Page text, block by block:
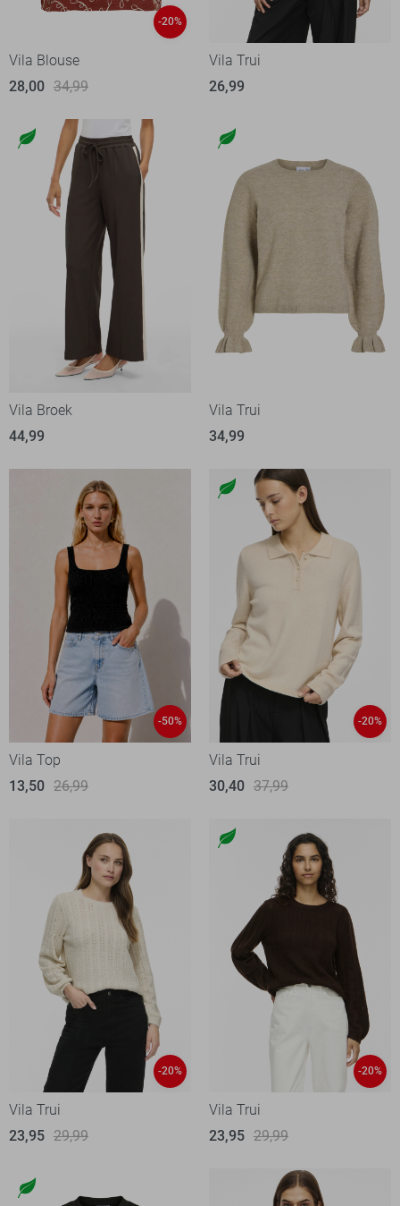
-20%
Vila Blouse
28,00 34,99
Vila Trui
26,99
Vila Broek
44,99
Vila Trui
34,99
-50%
Vila Top
13,50 26,99
-20%
Vila Trui
30,40 37,99
-20%
Vila Trui
23,95 29,99
-20%
Vila Trui
23,95 29,99